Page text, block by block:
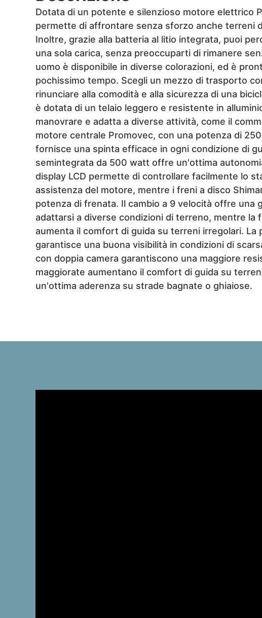
Dotata di un potente e silenzioso motore elettrico
permette di affrontare senza sforzo anche terreni
Inoltre, grazie alla batteria al litio integrata, puoi
una sola carica, senza preoccuparti di rimanere
uomo è disponibile in diverse colorazioni, ed è
pochissimo tempo. Scegli un mezzo di trasporto
rinunciare alla comodità e alla sicurezza di una
è dotata di un telaio leggero e resistente in
manovrare e adatta a diverse attività, come il
motore centrale Promovec, con una potenza di
fornisce una spinta efficace in ogni condizione di
semintegrata da 500 watt offre un'ottima
display LCD permette di controllare facilmente lo
assistenza del motore, mentre i freni a disco
potenza di frenata. Il cambio a 9 velocità offre una
adattarsi a diverse condizioni di terreno, mentre la
aumenta il comfort di guida su terreni irregolari. La
garantisce una buona visibilità in condizioni di
con doppia camera garantiscono una maggiore
maggiorate aumentano il comfort di guida su
un'ottima aderenza su strade bagnate o ghiaiose.